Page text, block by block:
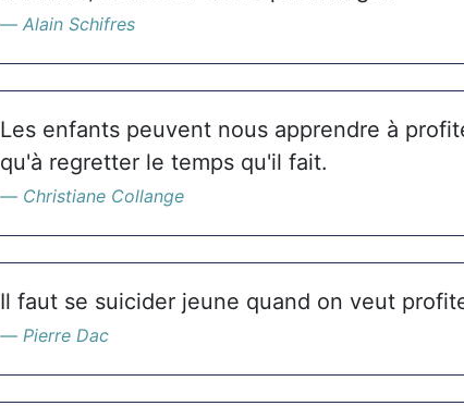
Alain Schifres
Les enfants peuvent nous apprendre à
qu'à regretter le temps qu'il fait.
Christiane Collange
Il faut se suicider jeune quand on veut
Pierre Dac